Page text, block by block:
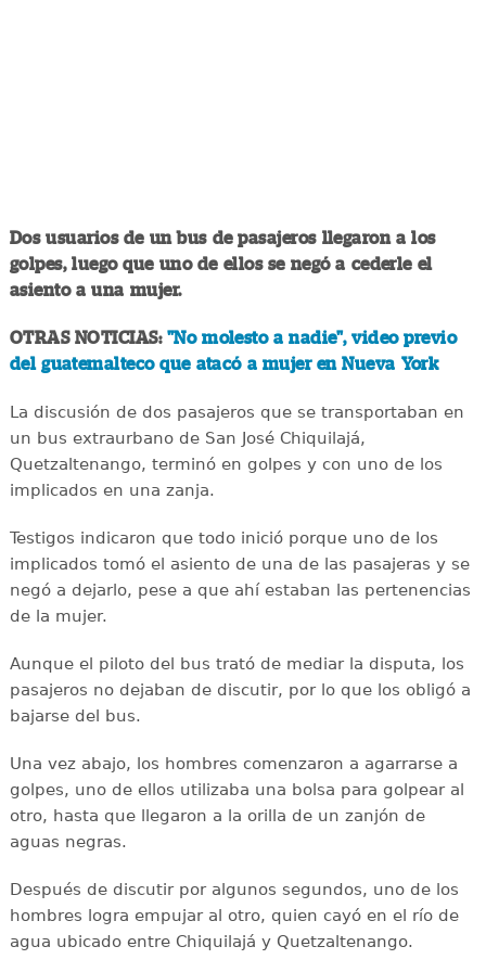
Dos usuarios de un bus de pasajeros llegaron a los
golpes, luego que uno de ellos se negó a cederle el
asiento a una mujer.
OTRAS NOTICIAS: "No molesto a nadie", video previo
del guatemalteco que atacó a mujer en Nueva York
La discusión de dos pasajeros que se transportaban en
un bus extraurbano de San José Chiquilajá,
Quetzaltenango, terminó en golpes y con uno de los
implicados en una zanja.
Testigos indicaron que todo inició porque uno de los
implicados tomó el asiento de una de las pasajeras y se
negó a dejarlo, pese a que ahí estaban las pertenencias
de la mujer.
Aunque el piloto del bus trató de mediar la disputa, los
pasajeros no dejaban de discutir, por lo que los obligó a
bajarse del bus.
Una vez abajo, los hombres comenzaron a agarrarse a
golpes, uno de ellos utilizaba una bolsa para golpear al
otro, hasta que llegaron a la orilla de un zanjón de
aguas negras.
Después de discutir por algunos segundos, uno de los
hombres logra empujar al otro, quien cayó en el río de
agua ubicado entre Chiquilajá y Quetzaltenango.